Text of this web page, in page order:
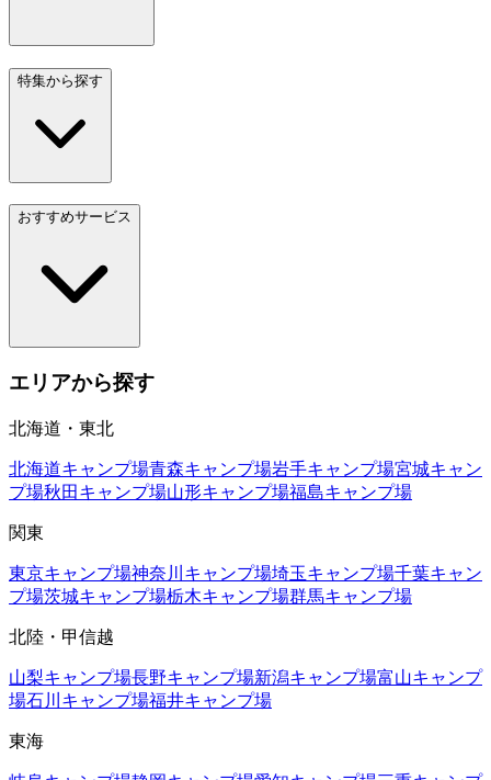
特集から探す
おすすめサービス
エリアから探す
北海道・東北
北海道キャンプ場青森キャンプ場岩手キャンプ場宮城キャン
プ場秋田 キャンプ場山形キャンプ場福島キャンプ場
関東
東京キャンプ場神奈川 キャンプ場埼玉キャンプ場千葉キャン
プ場茨城キャンプ場栃木キャンプ場群馬キャンプ場
北陸・甲信越
山梨キャンプ場長野キャンプ場新潟キャンプ場富山キャンプ
場石川 キャンプ場福井キャンプ場
東海